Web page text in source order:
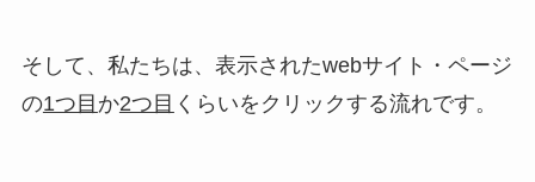
そして、私たちは、表示されたwebサイト・ページ
の1つ目 か2つ目 くらいをクリックする流れです。